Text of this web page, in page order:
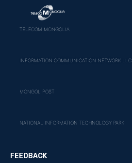
TELECOM MONGOLIA
INFORMATION COMMUNICATION NETWORK LLC
MONGOL POST
NATIONAL INFORMATION TECHNOLOGY PARK
FEEDBACK